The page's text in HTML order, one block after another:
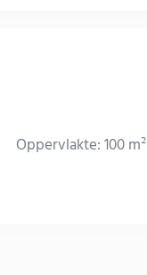
Oppervlakte: 100 m²